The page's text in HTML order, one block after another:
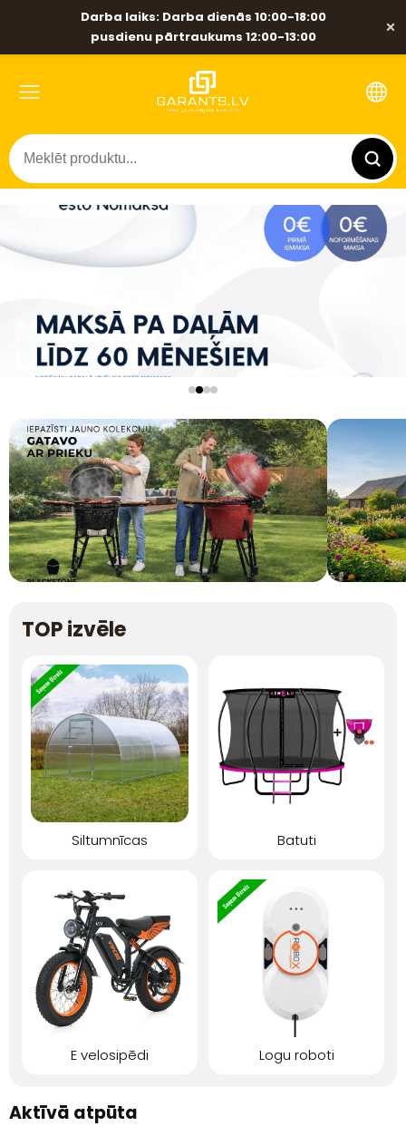
Darba laiks: Darba dienās 10:00-18:00
pusdienu pārtraukums 12:00-13:00
×
TOP izvēle
Siltumnīcas Batuti
E velosipēdi Logu roboti
Aktīvā atpūta